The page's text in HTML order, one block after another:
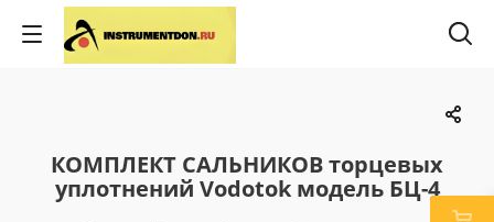
КОМПЛЕКТ САЛЬНИКОВ торцевых
уплотнений Vodotok модель БЦ-4